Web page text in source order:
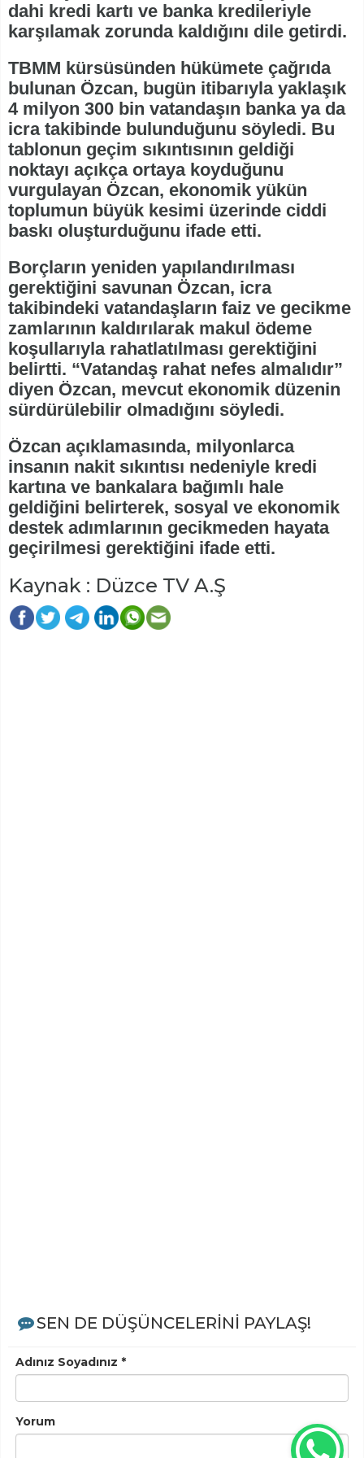
dahi kredi kartı ve banka kredileriyle
karşılamak zorunda kaldığını dile getirdi.
TBMM kürsüsünden hükümete çağrıda
bulunan Özcan, bugün itibarıyla yaklaşık
4 milyon 300 bin vatandaşın banka ya da
icra takibinde bulunduğunu söyledi. Bu
tablonun geçim sıkıntısının geldiği
noktayı açıkça ortaya koyduğunu
vurgulayan Özcan, ekonomik yükün
toplumun büyük kesimi üzerinde ciddi
baskı oluşturduğunu ifade etti.
Borçların yeniden yapılandırılması
gerektiğini savunan Özcan, icra
takibindeki vatandaşların faiz ve gecikme
zamlarının kaldırılarak makul ödeme
koşullarıyla rahatlatılması gerektiğini
belirtti. “Vatandaş rahat nefes almalıdır”
diyen Özcan, mevcut ekonomik düzenin
sürdürülebilir olmadığını söyledi.
Özcan açıklamasında, milyonlarca
insanın nakit sıkıntısı nedeniyle kredi
kartına ve bankalara bağımlı hale
geldiğini belirterek, sosyal ve ekonomik
destek adımlarının gecikmeden hayata
geçirilmesi gerektiğini ifade etti.
Kaynak : Düzce TV A.Ş
SEN DE DÜŞÜNCELERİNİ PAYLAŞ!
Adınız Soyadınız *
Yorum